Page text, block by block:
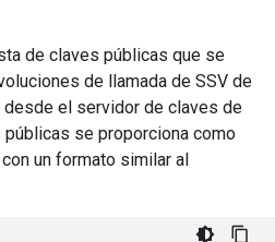
de claves públicas que se
de llamada de SSV de
el servidor de claves de
se proporciona como
un formato similar al